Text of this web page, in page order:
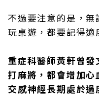
不過要注意的是，
玩桌遊，都要記得適
重症科醫師黃軒曾
打麻將，都會增加
交感神經長期處於